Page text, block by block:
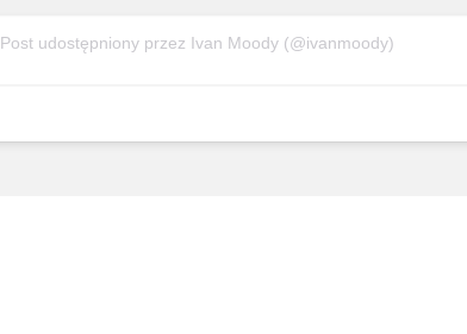
Post udostępniony przez Ivan Moody (@ivanmoody)